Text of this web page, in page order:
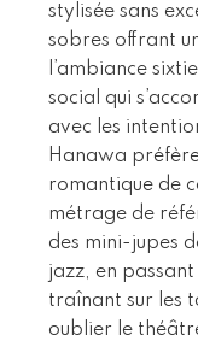
stylisée sans
sobres offrant
l’ambiance
social qui
avec les
Hanawa
romantique de
métrage de
des mini-jupes
jazz, en
traînant sur les
oublier le